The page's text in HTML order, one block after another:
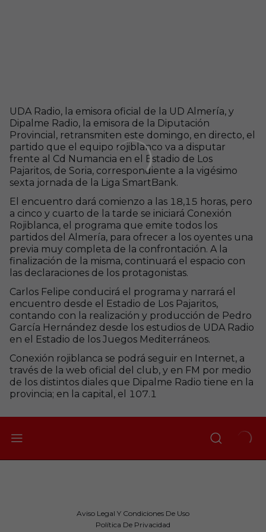
UDA Radio, la emisora oficial de la UD Almería, y
Dipalme Radio, la emisora de la Diputación
Provincial, retransmiten este domingo, en directo, el
partido que el equipo rojiblanco va a disputar
frente al Cd Numancia en el Estadio de Los
Pajaritos, de Soria, correspondiente a la vigésimo
sexta jornada de la Liga SmartBank.
El encuentro dará comienzo a las 18,15 horas, pero
a cinco y cuarto de la tarde se iniciará Conexión
Rojiblanca, el programa que emite todos los
partidos del Almería, para ofrecer a los oyentes una
previa muy completa de la confrontación. A la
finalización de la misma, continuará el espacio con
las declaraciones de los protagonistas.
Carlos Felipe conducirá el programa y narrará el
encuentro desde el Estadio de Los Pajaritos,
contando con la realización y producción de Pedro
García Hernández desde los estudios de UDA Radio
en el Estadio de los Juegos Mediterráneos.
Conexión rojiblanca se podrá seguir en Internet, a
través de la web oficial del club, y en FM por medio
de los distintos diales que Dipalme Radio tiene en la
provincia; en la capital, el 107.1
Aviso Legal Y Condiciones De Uso
Política De Privacidad